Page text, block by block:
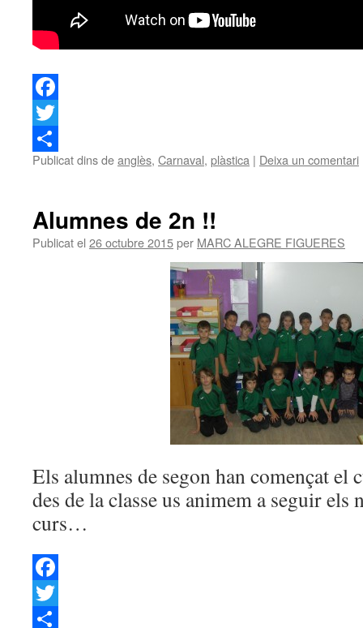
Facebook
Twitter
Comparteix
Publicat dins deanglès, Carnaval, plàstica | Deixa un comentari
Alumnes de 2n !!
Publicat el 26 octubre 2015per MARC ALEGRE FIGUERES
Els alumnes de segon han començat el
des de la classe us animem a seguir
curs…
Facebook
Twitter